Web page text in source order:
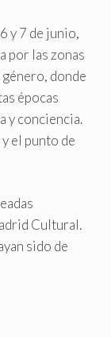
y 7 de junio,
por las zonas
donde
épocas
y conciencia.
el punto de
Cultural.
sido de